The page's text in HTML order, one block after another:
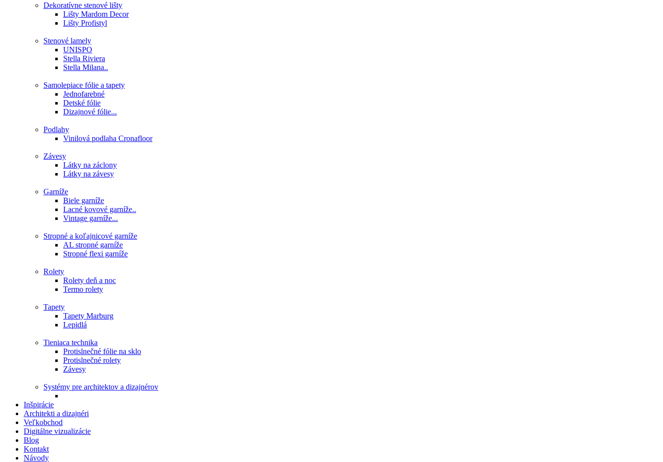
Dekoratívne stenové lišty
Lišty Mardom Decor
Lišty Profistyl
Stenové lamely
UNISPO
Stella Riviera
Stella Milana..
Samolepiace fólie a tapety
Jednofarebné
Detské fólie
Dizajnové fólie...
Podlahy
Vinilová podlaha Cronafloor
Závesy
Látky na záclony
Látky na závesy
Garníže
Biele garníže
Lacné kovové garníže..
Vintage garníže...
Stropné a koľajnicové garníže
AL stropné garníže
Stropné flexi garníže
Rolety
Rolety deň a noc
Termo rolety
Tapety
Tapety Marburg
Lepidlá
Tieniaca technika
Protislnečné fólie na sklo
Protislnečné rolety
Závesy
Systémy pre architektov a dizajnérov
Inšpirácie
Architekti a dizajnéri
Veľkobchod
Digitálne vizualizácie
Blog
Kontakt
Návody